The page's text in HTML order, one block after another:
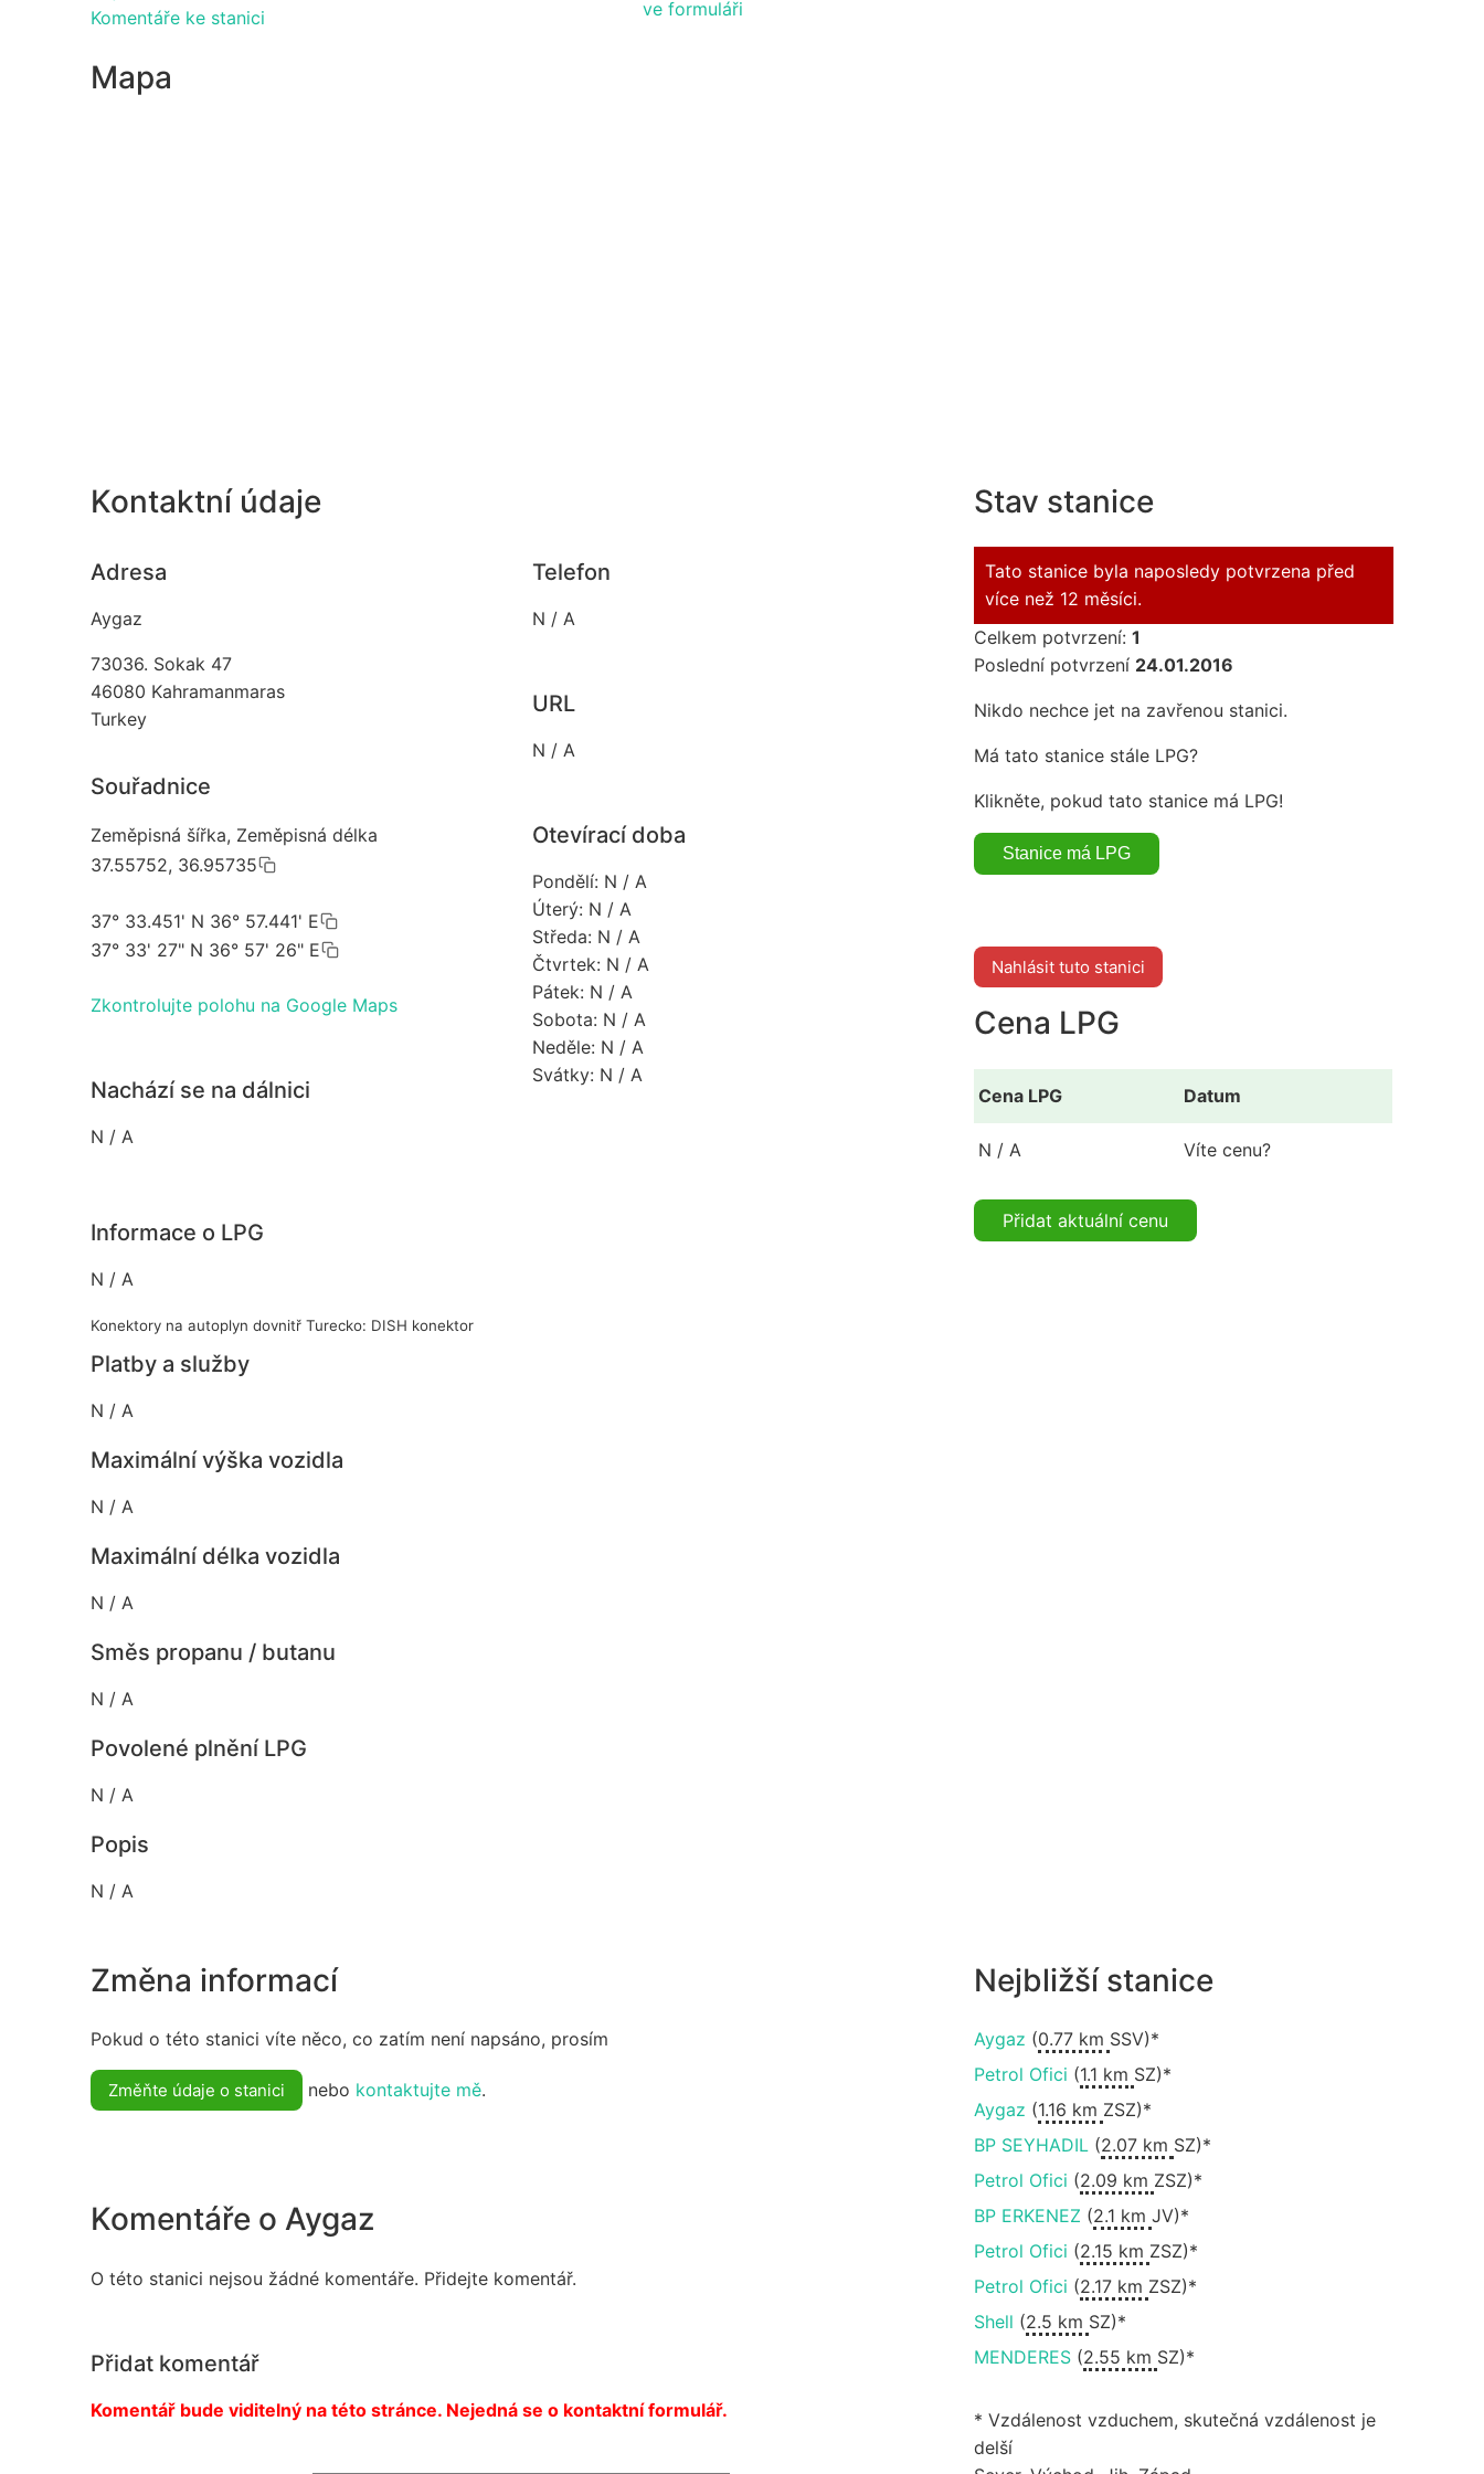
Komentáře ke stanici
ve formuláři
Mapa
Kontaktní údaje
Adresa
Aygaz
73036. Sokak 47
46080 Kahramanmaras
Turkey
Souřadnice
Zeměpisná šířka, Zeměpisná délka
37.55752, 36.95735
37° 33.451' N 36° 57.441' E
37° 33' 27" N 36° 57' 26" E
Zkontrolujte polohu na Google Maps
Nachází se na dálnici
N / A
Telefon
N / A
URL
N / A
Otevírací doba
Pondělí: N / A
Úterý: N / A
Středa: N / A
Čtvrtek: N / A
Pátek: N / A
Sobota: N / A
Neděle: N / A
Svátky: N / A
Informace o LPG
N / A
Konektory na autoplyn dovnitř Turecko: DISH konektor
Platby a služby
N / A
Maximální výška vozidla
N / A
Maximální délka vozidla
N / A
Směs propanu / butanu
N / A
Povolené plnění LPG
N / A
Popis
N / A
Stav stanice
Tato stanice byla naposledy potvrzena před
více než 12 měsíci.
Celkem potvrzení: 1
Poslední potvrzení 24.01.2016
Nikdo nechce jet na zavřenou stanici.
Má tato stanice stále LPG?
Klikněte, pokud tato stanice má LPG!
Nahlásit tuto stanici
Cena LPG
Cena LPG Datum
N / A Víte cenu?
Přidat aktuální cenu
Změna informací
Pokud o této stanici víte něco, co zatím není napsáno, prosím
Změňte údaje o stanici nebo kontaktujte mě.
Komentáře o Aygaz
O této stanici nejsou žádné komentáře. Přidejte komentář.
Přidat komentář
Komentář bude viditelný na této stránce. Nejedná se o kontaktní formulář.
Nejbližší stanice
Aygaz (0.77 km SSV)*
Petrol Ofici (1.1 km SZ)*
Aygaz (1.16 km ZSZ)*
BP SEYHADIL(2.07 km SZ)*
Petrol Ofici (2.09 km ZSZ)*
BP ERKENEZ (2.1 km JV)*
Petrol Ofici (2.15 km ZSZ)*
Petrol Ofici (2.17 km ZSZ)*
Shell (2.5 km SZ)*
MENDERES(2.55 km SZ)*
* Vzdálenost vzduchem, skutečná vzdálenost je
delší